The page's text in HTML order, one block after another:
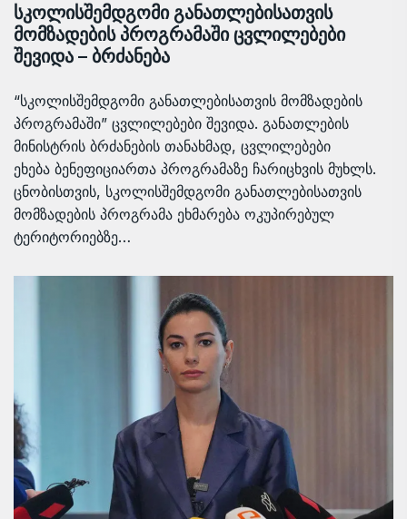
სკოლისშემდგომი განათლებისათვის
მომზადების პროგრამაში ცვლილებები
შევიდა – ბრძანება
“სკოლისშემდგომი განათლებისათვის მომზადების
პროგრამაში” ცვლილებები შევიდა. განათლების
მინისტრის ბრძანების თანახმად, ცვლილებები
ეხება ბენეფიციართა პროგრამაზე ჩარიცხვის მუხლს.
ცნობისთვის, სკოლისშემდგომი განათლებისათვის
მომზადების პროგრამა ეხმარება ოკუპირებულ
ტერიტორიებზე…